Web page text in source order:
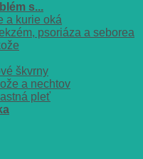
s...
a kurie oká
psoriáza a seborea
škvrny
a nechtov
pleť